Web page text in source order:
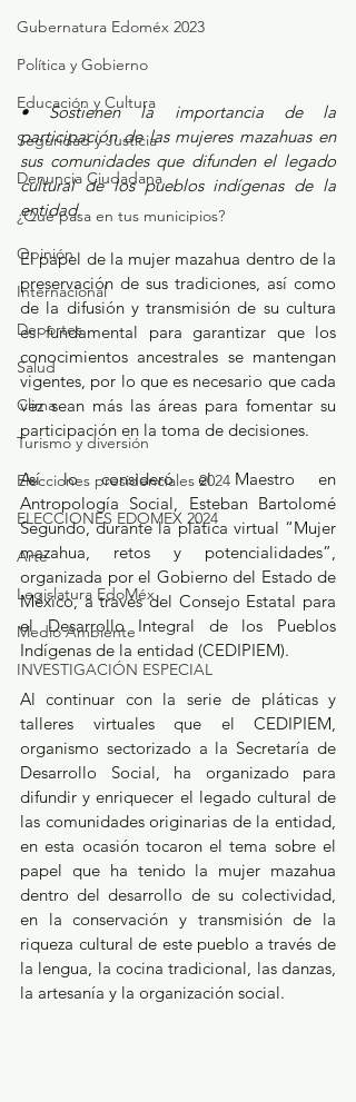
Gubernatura Edoméx 2023
Política y Gobierno
Educación y Cultura
Seguridad y Justicia
Denuncia Ciudadana
¿Qué pasa en tus municipios?
Opinión
Internacional
Deportes
Salud
Clima
Turismo y diversión
Elecciones presidenciales 2024
ELECCIONES EDOMEX 2024
Arte
Legislatura EdoMéx
Medio Ambiente
INVESTIGACIÓN ESPECIAL
• Sostienen la importancia de la
participación de las mujeres mazahuas en
sus comunidades que difunden el legado
cultural de los pueblos indígenas de la
entidad.
El papel de la mujer mazahua dentro de la
preservación de sus tradiciones, así como
de la difusión y transmisión de su cultura
es fundamental para garantizar que los
conocimientos ancestrales se mantengan
vigentes, por lo que es necesario que cada
vez sean más las áreas para fomentar su
participación en la toma de decisiones.
Así lo consideró el Maestro en
Antropología Social, Esteban Bartolomé
Segundo, durante la plática virtual “Mujer
mazahua, retos y potencialidades”,
organizada por el Gobierno del Estado de
México, a través del Consejo Estatal para
el Desarrollo Integral de los Pueblos
Indígenas de la entidad (CEDIPIEM).
Al continuar con la serie de pláticas y
talleres virtuales que el CEDIPIEM,
organismo sectorizado a la Secretaría de
Desarrollo Social, ha organizado para
difundir y enriquecer el legado cultural de
las comunidades originarias de la entidad,
en esta ocasión tocaron el tema sobre el
papel que ha tenido la mujer mazahua
dentro del desarrollo de su colectividad,
en la conservación y transmisión de la
riqueza cultural de este pueblo a través de
la lengua, la cocina tradicional, las danzas,
la artesanía y la organización social.